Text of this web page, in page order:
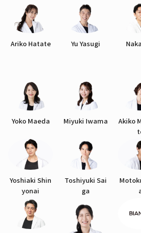
Ariko Hatate Yu Yasugi
Yoko Maeda Miyuki Iwama
Akiko
Yoshiaki Shin
yonai
Toshiyuki Sai
ga